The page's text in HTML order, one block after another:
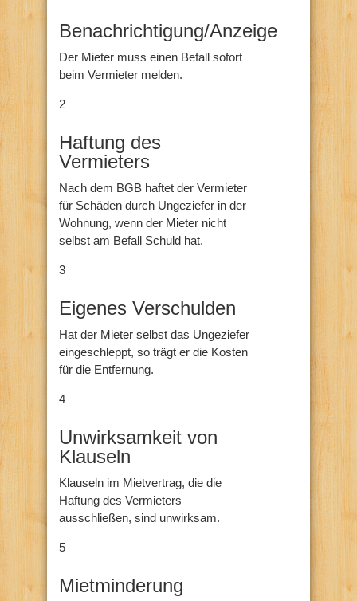
Benachrichtigung/Anzeige
Der Mieter muss einen Befall sofort
beim Vermieter melden.
2
Haftung des
Vermieters
Nach dem BGB haftet der Vermieter
für Schäden durch Ungeziefer in der
Wohnung, wenn der Mieter nicht
selbst am Befall Schuld hat.
3
Eigenes Verschulden
Hat der Mieter selbst das Ungeziefer
eingeschleppt, so trägt er die Kosten
für die Entfernung.
4
Unwirksamkeit von
Klauseln
Klauseln im Mietvertrag, die die
Haftung des Vermieters
ausschließen, sind unwirksam.
5
Mietminderung